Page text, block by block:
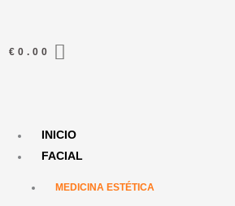
€ 0.00
INICIO
FACIAL
MEDICINA ESTÉTICA